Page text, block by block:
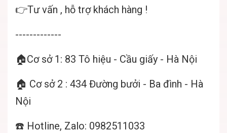
👉Tư vấn , hỗ trợ khách hàng !
-------------
🏠Cơ sở 1: 83 Tô hiệu - Cầu giấy - Hà Nội
🏠 Cơ sở 2 : 434 Đường bưởi - Ba đình - Hà
Nội
☎️ Hotline, Zalo: 0982511033